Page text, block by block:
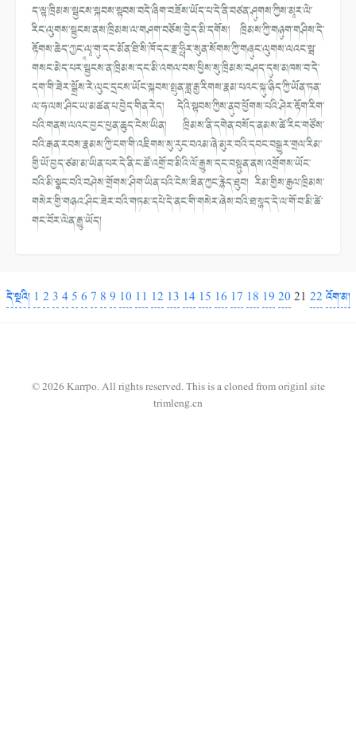
ད་ལྟ་ཁྲིམས་སྦྱངས་སྐབས་སྟབས་བདེ་ཞིག་བཟོས་ཡོད་པ་དེ་ནི་བཙན་ཤུགས་ཀྱིས་མཱར་ལེ་
རིང་ལུགས་སྦྱངས་ནས་ཁྲིམས་ལ་གཤག་བཅོས་བྱེད་མི་དགོས། ཁྲིམས་ཀྱི་གཉུག་གཤིས་དེ་
རྟོགས་ཆེད་ཀྱཱང་ལཱ་གུ་དང་མོན་ཐི་སི་ཁོ་དང་རྗ་ཧྥིར་སུན་སོགས་ཀྱི་གཞུང་ལུགས་ལའང་སྦ་
གསང་མེད་པར་སྦྱངས་ན་ཁྲིམས་དང་མི་འགལ་བས་ཕྱིས་སུ་ཁྲིམས་བཤད་དུས་མཁས་བ་དེ་
དག་གི་ཟེར་སྒྲོས་རེ་ལུང་དྲངས་ཡོང་སྐབས་སྤུན་ཟླ་རྒྱ་རིགས་རྣམ་པའང་སྐུ་ཉིད་ཀྱི་ཡོན་ཏན་
ལ་ཧ་ལས་ཤིང་ཡ་མཚན་པ་བྱེད་གིན་རེད། དེའི་སྟབས་ཀྱིས་ནུབ་ཕྱོགས་པའི་ཤེར་རྟོག་རིག་
པའི་གནས་ལའང་བྱང་ཕྱན་ཆུད་ངེས་ཡིན། ཁྲིམས་ནི་དགེན་བསོད་ནམས་ཚེ་རིང་གཙོས་
བའི་རྒན་རབས་རྣམས་ཀྱི་ངག་གི་འཇིགས་སུ་རུང་བའམ་ཞེ་མུར་བའི་དབང་བསྒྱུར་གྲལ་རིམ་
གྱི་ཡོ་བྱད་ཙམ་མ་ཡིན་པར་དེ་ནི་ང་ཚོ་འགྲོ་བ་མིའི་ལོ་རྒྱུས་དང་བསྟུན་ནས་འགྲོགས་ཡོང་
བའི་མི་སྣང་བའི་བཤེས་གྲོགས་ཤིག་ཡིན་པའི་ངེས་ཟིན་ཀྱང་རྙེད་ཐུབ། རིམ་གྱིས་རྒྱལ་ཁྲིམས་
གསེར་གྱི་གཉའ་ཤིང་ཟེར་བའི་གཏམ་དཔེ་དེ་ནང་གི་གསེར་ཞེས་བའི་ཐ་སྙད་དེ་ལ་གོ་བ་མི་ཚེ་
གང་བོར་ལེན་རྒྱུ་ཡོད།
དེ་སྔའི། 1 234567 89 10 11 12 13 14 15 16 17 18 192021 22འོག་མ།
© 2026 Karrpo. All rights reserved.This is a cloned from originl site
trimleng.cn